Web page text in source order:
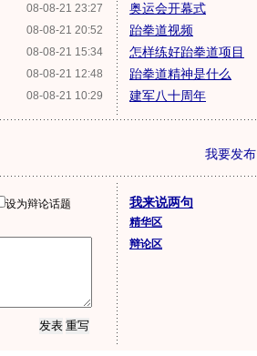
08-08-21 23:27
08-08-21 20:52
08-08-21 15:34
08-08-21 12:48
08-08-21 10:29
奥运会开幕式
跆拳道视频
怎样练好跆拳道项目
跆拳道精神是什么
建军八十周年
我要发布
设为辩论话题
我来说两句
精华区
辩论区